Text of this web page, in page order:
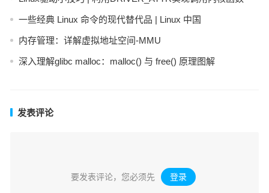
一些经典 Linux 命令的现代替代品 | Linux 中国
内存管理：详解虚拟地址空间-MMU
深入理解glibc malloc：malloc() 与 free() 原理图解
发表评论
要发表评论，您必须先 登录 。